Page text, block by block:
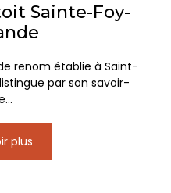
Sainte-Foy-
renom établie à Saint-
par son savoir-
plus